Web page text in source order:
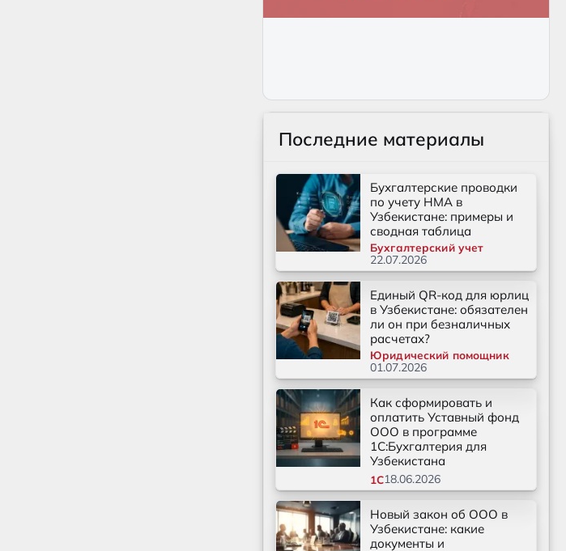
Последние материалы
Бухгалтерские проводки
по учету НМА в
Узбекистане: примеры и
сводная таблица
Бухгалтерский учет
22.07.2026
Единый QR-код для юрлиц
в Узбекистане: обязателен
ли он при безналичных
расчетах?
Юридический помощник
01.07.2026
Как сформировать и
оплатить Уставный фонд
ООО в программе
1С:Бухгалтерия для
Узбекистана
1С18.06.2026
Новый закон об ООО в
Узбекистане: какие
документы и